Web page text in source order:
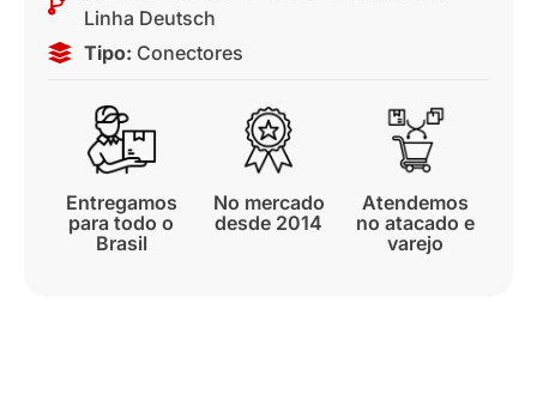
Linha Deutsch
Tipo: Conectores
Entregamos
para todo o
Brasil
No mercado
desde 2014
Atendemos
no atacado e
varejo